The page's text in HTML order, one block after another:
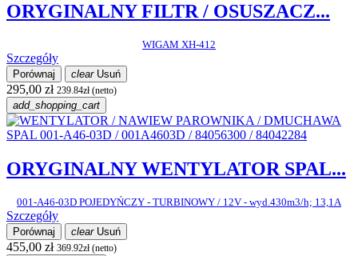
ORYGINALNY FILTR / OSUSZACZ...
WIGAM XH-412
Szczegóły
Porównaj clearUsuń
295,00 zł 239.84zł (netto)
add_shopping_cart
ORYGINALNY WENTYLATOR SPAL...
001-A46-03D POJEDYŃCZY - TURBINOWY / 12V - wyd.430m3/h; 13,1A
Szczegóły
Porównaj clearUsuń
455,00 zł 369.92zł (netto)